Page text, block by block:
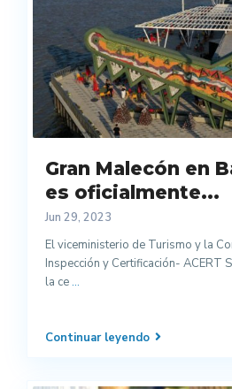
Gran Malecón en
es oficialmente...
Jun 29, 2023
El viceministerio de Turismo y la
Inspección y Certificación- ACERT
la ce...
Continuar leyendo